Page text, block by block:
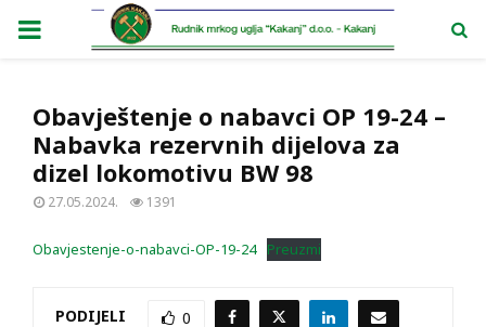
PRIMARY
Obavještenje o nabavci OP 19-24 –
Nabavka rezervnih dijelova za
dizel lokomotivu BW 98
27.05.2024. 1391
Obavjestenje-o-nabavci-OP-19-24 Preuzmi
PODIJELI 0